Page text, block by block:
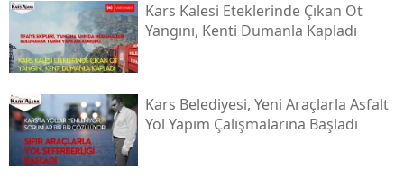
Kırklareli
Kocaeli
Konya
Kars Kalesi Eteklerinde Çıkan Ot
Yangını, Kenti Dumanla Kapladı
Kars Belediyesi, Yeni Araçlarla Asfalt
Yol Yapım Çalışmalarına Başladı